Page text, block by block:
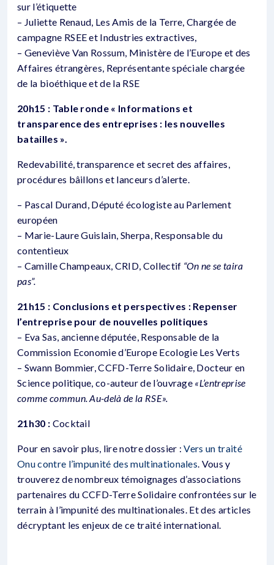
sur l’étiquette
– Juliette Renaud, Les Amis de la Terre, Chargée de
campagne RSEE et Industries extractives,
– Geneviève Van Rossum, Ministère de l’Europe et des
Affaires étrangères, Représentante spéciale chargée
de la bioéthique et de la RSE
20h15 : Table ronde « Informations et
transparence des entreprises : les nouvelles
batailles ».
Redevabilité, transparence et secret des affaires,
procédures bâillons et lanceurs d’alerte.
– Pascal Durand, Député écologiste au Parlement
européen
– Marie-Laure Guislain, Sherpa, Responsable du
contentieux
– Camille Champeaux, CRID, Collectif “On ne se taira
pas”.
21h15 : Conclusions et perspectives : Repenser
l’entreprise pour de nouvelles politiques
– Eva Sas, ancienne députée, Responsable de la
Commission Economie d’Europe Ecologie Les Verts
– Swann Bommier, CCFD-Terre Solidaire, Docteur en
Science politique, co-auteur de l’ouvrage «L’entreprise
comme commun. Au-delà de la RSE».
21h30 : Cocktail
Pour en savoir plus, lire notre dossier :Vers un traité
Onu contre l’impunité des multinationales. Vous y
trouverez de nombreux témoignages d’associations
partenaires du CCFD-Terre Solidaire confrontées sur le
terrain à l’impunité des multinationales. Et des articles
décryptant les enjeux de ce traité international.